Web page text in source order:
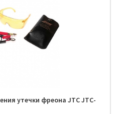
утечки фреона JTC JTC-